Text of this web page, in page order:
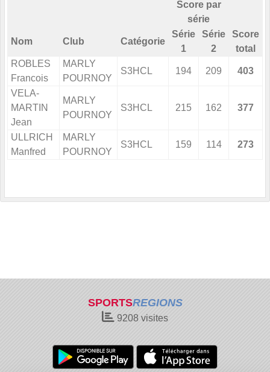
Score par
série
Nom Club Catégorie
Série
1
Série
2
Score
total
ROBLES
Francois
MARLY
POURNOY
S3HCL 194 209 403
VELA-
MARTIN
Jean
MARLY
POURNOY
S3HCL 215 162 377
ULLRICH
Manfred
MARLY
POURNOY
S3HCL 159 114 273
SPORTSREGIONS
9208 visites